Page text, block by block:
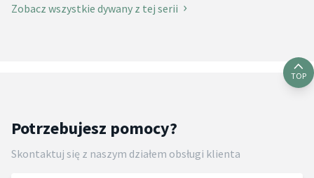
Zobacz wszystkie dywany z tej serii
TOP
Potrzebujesz pomocy?
Skontaktuj się z naszym działem obsługi klienta